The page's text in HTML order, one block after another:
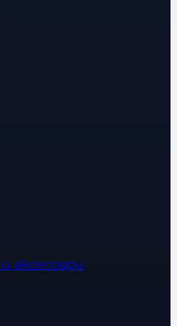
аксесоари